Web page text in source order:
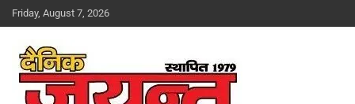
Skip
to
Friday, August 7, 2026